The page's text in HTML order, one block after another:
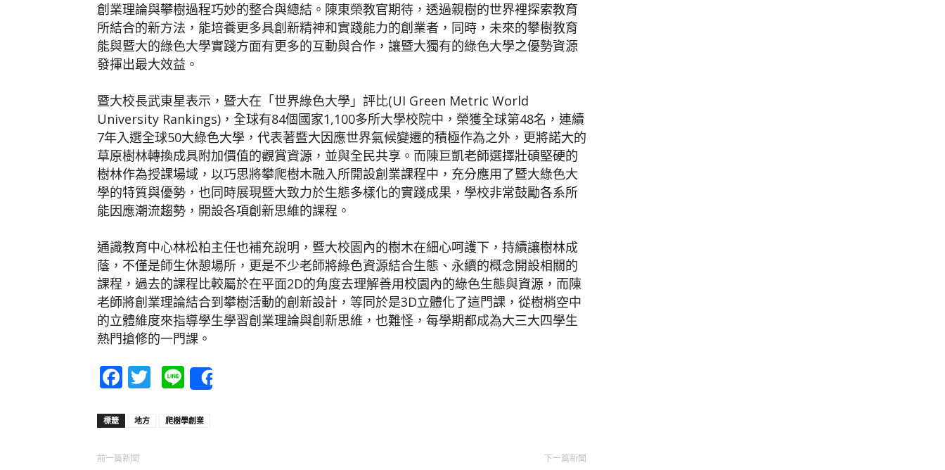
創業理論與攀樹過程巧妙的整合與總結。陳東榮教官期待，透過親樹的世界裡探索教育
所結合的新方法，能培養更多具創新精神和實踐能力的創業者，同時，未來的攀樹教育
能與暨大的綠色大學實踐方面有更多的互動與合作，讓暨大獨有的綠色大學之優勢資源
發揮出最大效益。
暨大校長武東星表示，暨大在「世界綠色大學」評比(UI Green Metric World
University Rankings)，全球有84個國家1,100多所大學校院中，榮獲全球第48名，連續
7年入選全球50大綠色大學，代表著暨大因應世界氣候變遷的積極作為之外，更將諾大的
草原樹林轉換成具附加價值的觀賞資源，並與全民共享。而陳巨凱老師選擇壯碩堅硬的
樹林作為授課場域，以巧思將攀爬樹木融入所開設創業課程中，充分應用了暨大綠色大
學的特質與優勢，也同時展現暨大致力於生態多樣化的實踐成果，學校非常鼓勵各系所
能因應潮流趨勢，開設各項創新思維的課程。
通識教育中心林松柏主任也補充說明，暨大校園內的樹木在細心呵護下，持續讓樹林成
蔭，不僅是師生休憩場所，更是不少老師將綠色資源結合生態、永續的概念開設相關的
課程，過去的課程比較屬於在平面2D的角度去理解善用校園內的綠色生態與資源，而陳
老師將創業理論結合到攀樹活動的創新設計，等同於是3D立體化了這門課，從樹梢空中
的立體維度來指導學生學習創業理論與創新思維，也難怪，每學期都成為大三大四學生
熱門搶修的一門課。
Facebook
Twitter
Line
標籤 地方 爬樹學創業
前一篇新聞 下一篇新聞